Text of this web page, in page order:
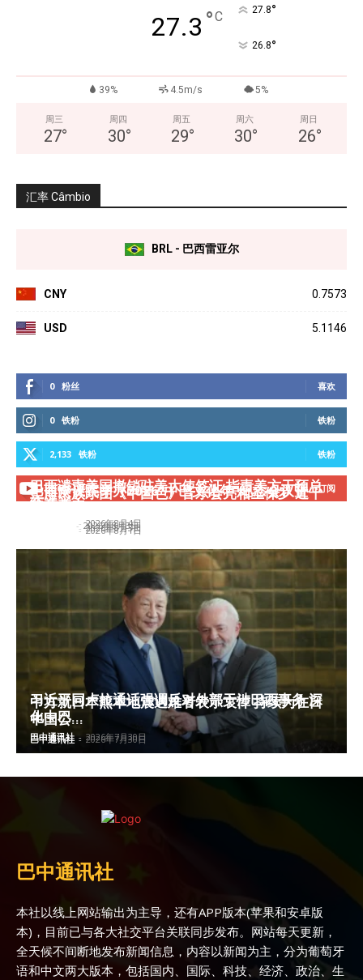
27.3 °C 27.8°
26.8°
39% 4.5m/s 5%
周三
27°
周四
30°
周五
29°
周六
30°
周日
26°
汇率 Câmbio
BRL - 巴西雷亚尔
CNY 0.7573
USD 5.1146
0 粉丝 喜欢
0 铁粉 铁粉
2,133 铁粉 铁粉
2,688 用户 订阅
巴西谴责美国撤销驻美大使签证 指责美方干预总
统选举...
- 2026年8月4日
共享未来
- 2026年8月3日
巴西众议院举办2026“中巴文化年”纪念会议暨
- 2026年8月3日
上海民族乐团《中国色》音乐会亮相圣保罗 近千
- 2026年8月1日
习近平同卢拉通话强调反对外部干涉巴西事务 深
化中巴...
巴中通讯社 - 2026年7月30日
中方就日本熊本地震遇难者表示哀悼 持续为在日
中国公...
巴中通讯社 - 2026年7月30日
巴中通讯社
本社以线上网站输出为主导，还有APP版本(苹果和安卓版
本)，目前已与各大社交平台关联同步发布。网站每天更新，
全天候不间断地发布新闻信息，内容以新闻为主，分为葡萄牙
语和中文两大版本，包括国内、国际、科技、经济、政治、生